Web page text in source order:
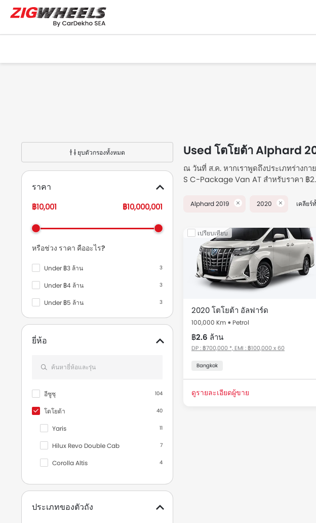
ยุบตัวกรองทั้งหมด
ราคา
฿10,001 ฿10,000,001
หรือช่วง ราคา คืออะไร?
Under ฿3 ล้าน 3
Under ฿4 ล้าน 3
Under ฿5 ล้าน 3
ยี่ห้อ
อีซูซุ 104
โตโยต้า 40
Yaris 11
Hilux Revo Double Cab 7
Corolla Altis 4
ประเภทของตัวถัง
Used โตโยต้า Alphard
ณ วันที่ ส.ค. หากเราพูดถึงประเภทร่าง
S C-Package Van AT สำหรับราคา ฿
Thailand กับราคา คุณสมบัติ รูปภาพ แล
รถมือสองและรถมือ 2 สำหรับขาย
Thailand
ใช้แล้ว โตโยต้า Alphard
Alphard 2019 2020 เคลียร์
เปรียบเทียบ
2020 โตโยต้า อัลฟาร์ด
100,000 Km Petrol
฿2.6 ล้าน
DP : ฿700,000 *, EMI : ฿100,000 x 60
Bangkok
ดูรายละเอียดผู้ขาย